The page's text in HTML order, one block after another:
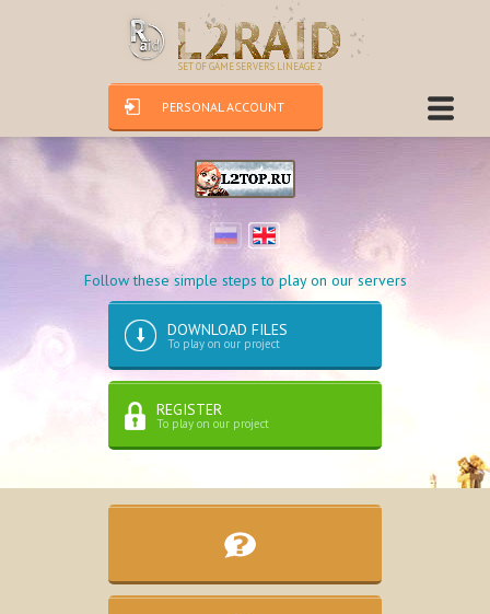
SET OF GAME SERVERS LINEAGE 2
PERSONAL ACCOUNT
Follow these simple steps to play on our servers
DOWNLOAD FILES
To play on our project
REGISTER
To play on our project